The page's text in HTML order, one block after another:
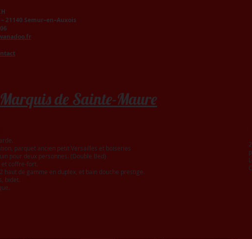
21140 Semur–en–Auxois
de Sainte-Maure
parquet ancien petit Versailles et boiseries
pour deux personnes. (Double Bed)
et coffre-fort.
haut de gamme en duplex, et bain douche prestige.
bidet.